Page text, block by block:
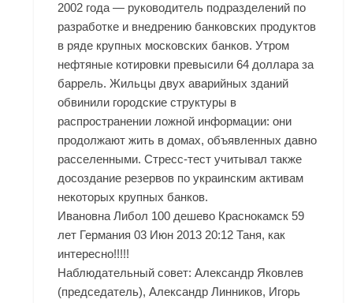
2002 года — руководитель подразделений по
разработке и внедрению банковских продуктов
в ряде крупных московских банков. Утром
нефтяные котировки превысили 64 доллара за
баррель. Жильцы двух аварийных зданий
обвинили городские структуры в
распространении ложной информации: они
продолжают жить в домах, объявленных давно
расселенными. Стресс-тест учитывал также
досоздание резервов по украинским активам
некоторых крупных банков.
Ивановна Либол 100 дешево Краснокамск 59
лет Германия 03 Июн 2013 20:12 Таня, как
интересно!!!!!
Наблюдательный совет: Александр Яковлев
(председатель), Александр Линников, Игорь